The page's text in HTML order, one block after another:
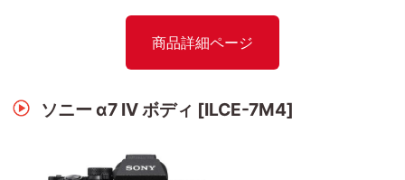
商品詳細ページ
ソニー α7 IV ボディ [ILCE-7M4]